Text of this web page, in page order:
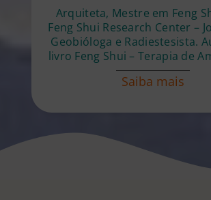
Arquiteta, Mestre em Feng
Feng Shui Research Center –
Geobióloga e Radiestesista.
livro Feng Shui – Terapia de
Saiba mais